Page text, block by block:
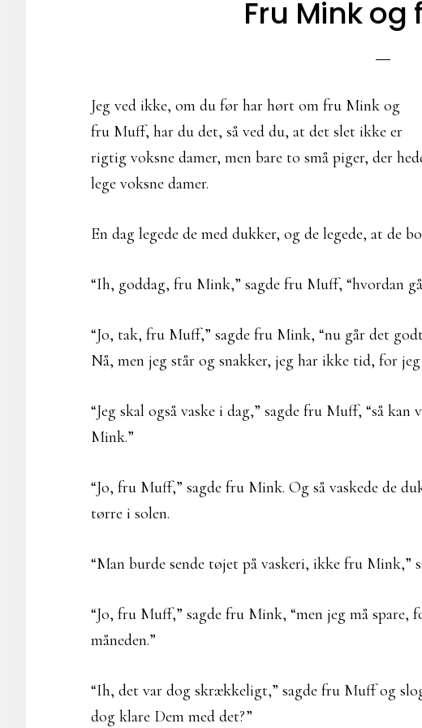
Fru Mink og
Jeg ved ikke, om du før har hørt om fru Mink og
fru Muff, har du det, så ved du, at det slet ikke er
rigtig voksne damer, men bare to små piger, der
lege voksne damer.
En dag legede de med dukker, og de legede, at de
“Ih, goddag, fru Mink,” sagde fru Muff, “hvordan
“Jo, tak, fru Muff,” sagde fru Mink, “nu går det
Nå, men jeg står og snakker, jeg har ikke tid, for jeg
“Jeg skal også vaske i dag,” sagde fru Muff, “så
Mink.”
“Jo, fru Muff,” sagde fru Mink. Og så vaskede de
tørre i solen.
“Man burde sende tøjet på vaskeri, ikke fru Mink,”
“Jo, fru Muff,” sagde fru Mink, “men jeg må
måneden.”
“Ih, det var dog skrækkeligt,” sagde fru Muff og
dog klare Dem med det?”